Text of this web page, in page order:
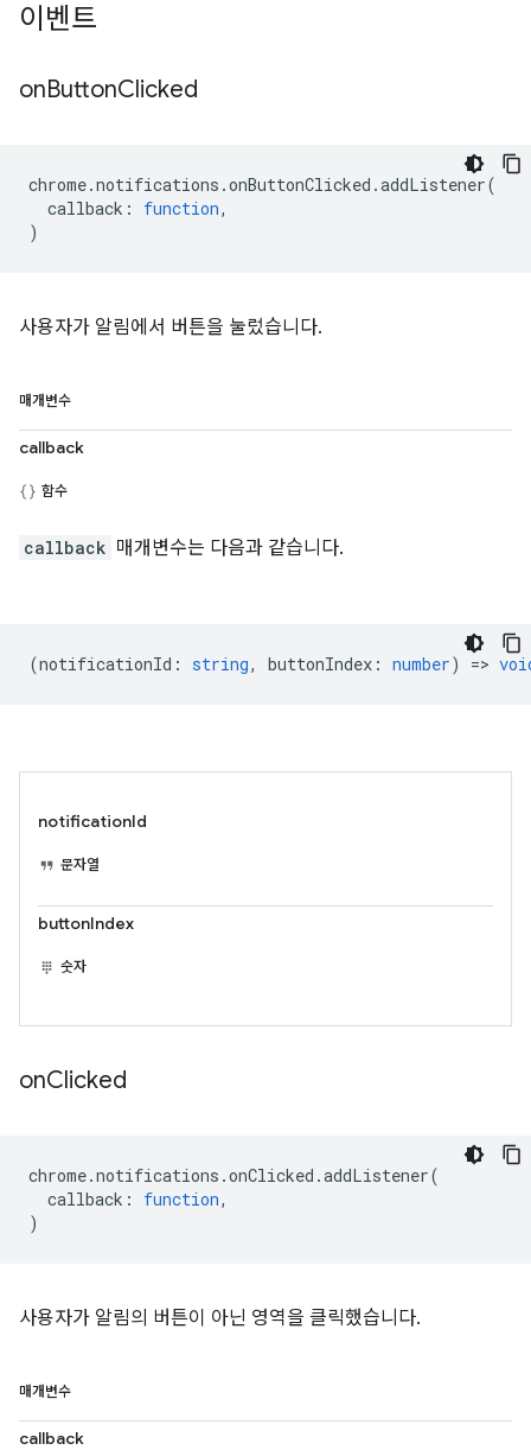
이벤트
onButtonClicked
chrome.notifications .onButtonClicked .addListener(
callback : function,
)
사용자가 알림에서 버튼을 눌렀습니다.
매개변수
callback
함수
callback 매개변수는 다음과 같습니다.
(notificationId : string, buttonIndex : number) =>
notificationId
문자열
buttonIndex
숫자
onClicked
chrome.notifications .onClicked .addListener(
callback : function,
)
사용자가 알림의 버튼이 아닌 영역을 클릭했습니다.
매개변수
callback